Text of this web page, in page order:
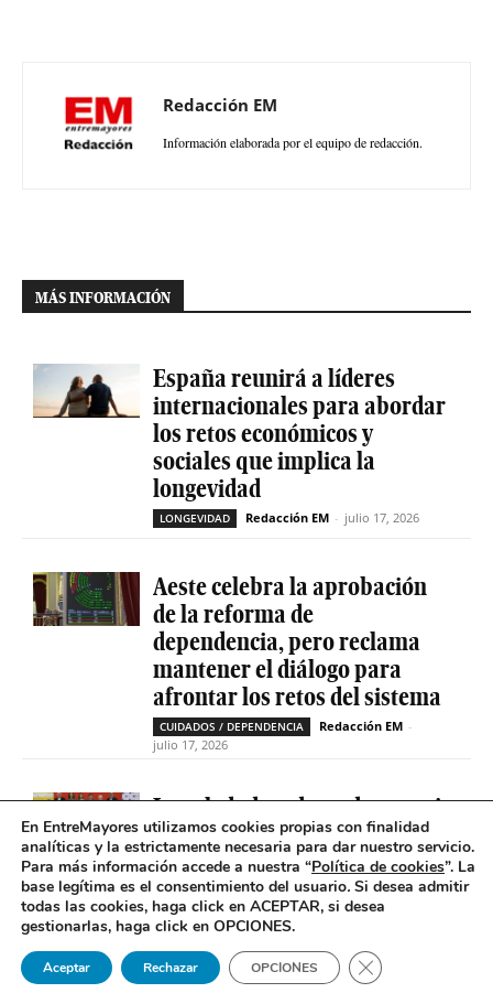
Redacción EM
Información elaborada por el equipo de redacción.
MÁS INFORMACIÓN
España reunirá a líderes
internacionales para abordar
los retos económicos y
sociales que implica la
longevidad
LONGEVIDAD Redacción EM - julio 17, 2026
Aeste celebra la aprobación
de la reforma de
dependencia, pero reclama
mantener el diálogo para
afrontar los retos del sistema
CUIDADOS / DEPENDENCIA Redacción EM -
julio 17, 2026
La soledad no deseada es casi
cinco veces superior entre
personas que tienen
problemas de salud mental
SOLEDAD NO DESEADA Redacción EM
En EntreMayores utilizamos cookies propias con finalidad
analíticas y la estrictamente necesaria para dar nuestro servicio.
Para más información accede a nuestra “Política de cookies”. La
base legítima es el consentimiento del usuario. Si desea admitir
todas las cookies, haga click en ACEPTAR, si desea
gestionarlas, haga click en OPCIONES.
Aceptar Rechazar OPCIONES Cerrar el banner